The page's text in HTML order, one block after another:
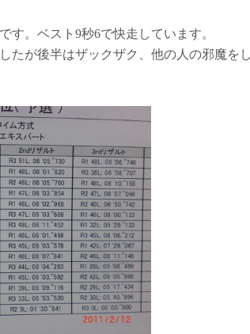
す。ベスト9秒6で快走しています。
たが後半はザックザク、他の人の邪魔を